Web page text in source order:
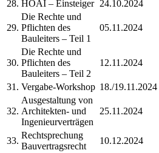
28. HOAI – Einsteiger 24.10.2024
29.
Die Rechte und
Pflichten des
Bauleiters – Teil 1
05.11.2024
30.
Die Rechte und
Pflichten des
Bauleiters – Teil 2
12.11.2024
31. Vergabe-Workshop 18./19.11.2024
32.
Ausgestaltung von
Architekten- und
Ingenieurverträgen
25.11.2024
33.
Rechtsprechung
Bauvertragsrecht
10.12.2024